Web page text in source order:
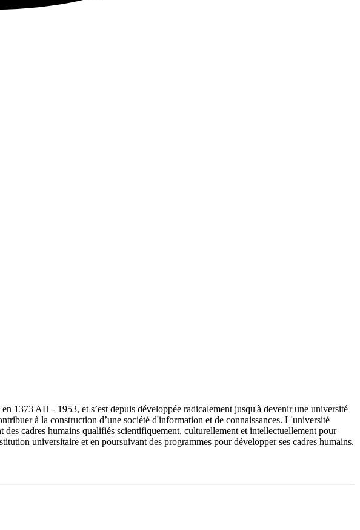
1373 AH - 1953, et s’est depuis développée radicalement jusqu'à devenir une université
à la construction d’une société d'information et de connaissances. L'université
cadres humains qualifiés scientifiquement, culturellement et intellectuellement pour
universitaire et en poursuivant des programmes pour développer ses cadres humains.